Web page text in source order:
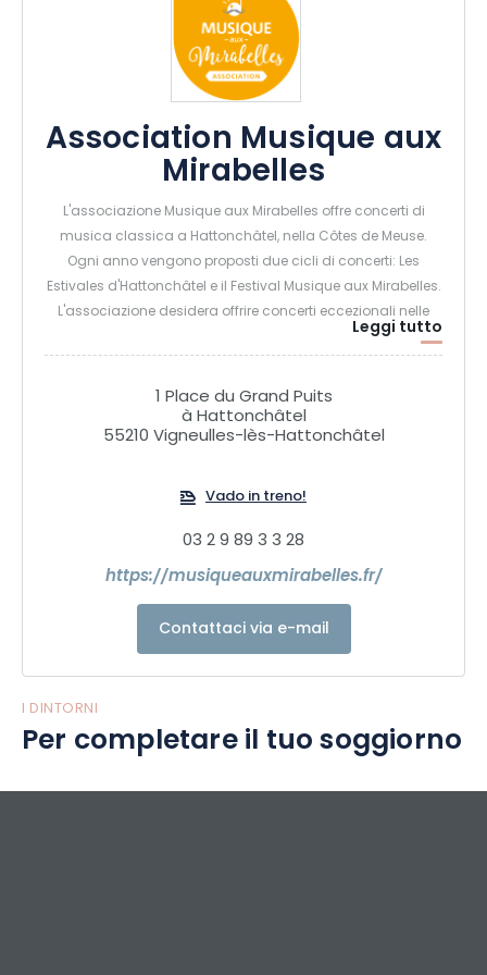
Association Musique aux
Mirabelles
L'associazione Musique aux Mirabelles offre concerti di
musica classica a Hattonchâtel, nella Côtes de Meuse.
Ogni anno vengono proposti due cicli di concerti: Les
Estivales d'Hattonchâtel e il Festival Musique aux Mirabelles.
L'associazione desidera offrire concerti eccezionali nelle
Leggi tutto
1 Place du Grand Puits
à Hattonchâtel
55210 Vigneulles-lès-Hattonchâtel
Vado in treno!
03 2 9 89 3 3 28
https://musiqueauxmirabelles.fr/
Contattaci via e-mail
I DINTORNI
Per completare il tuo soggiorno